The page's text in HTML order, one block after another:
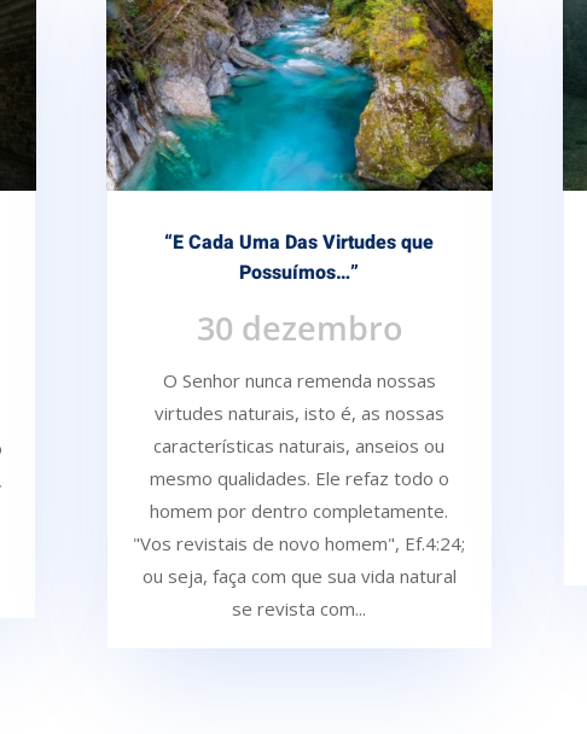
“E Cada Uma Das Virtudes que
Possuímos…”
30 dezembro
O Senhor nunca remenda nossas
virtudes naturais, isto é, as nossas
características naturais, anseios ou
mesmo qualidades. Ele refaz todo o
homem por dentro completamente.
"Vos revistais de novo homem", Ef.4:24;
ou seja, faça com que sua vida natural
se revista com...